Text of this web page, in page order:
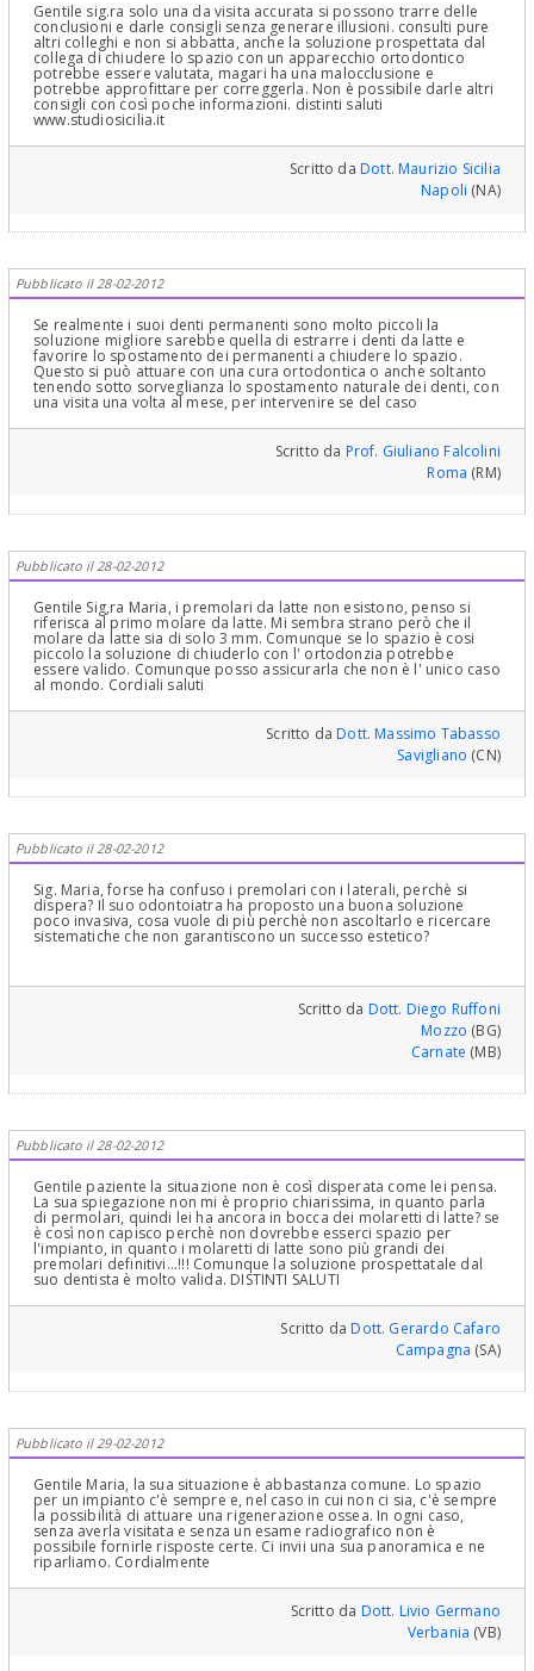
Gentile sig.ra solo una da visita accurata si possono trarre delle
conclusioni e darle consigli senza generare illusioni. consulti pure
altri colleghi e non si abbatta, anche la soluzione prospettata dal
collega di chiudere lo spazio con un apparecchio ortodontico
potrebbe essere valutata, magari ha una malocclusione e
potrebbe approfittare per correggerla. Non è possibile darle altri
consigli con così poche informazioni. distinti saluti
www.studiosicilia.it
Scritto daDott. Maurizio Sicilia
Napoli (NA)
Pubblicato il 28-02-2012
Se realmente i suoi denti permanenti sono molto piccoli la
soluzione migliore sarebbe quella di estrarre i denti da latte e
favorire lo spostamento dei permanenti a chiudere lo spazio.
Questo si può attuare con una cura ortodontica o anche soltanto
tenendo sotto sorveglianza lo spostamento naturale dei denti, con
una visita una volta al mese, per intervenire se del caso
Scritto da Prof. Giuliano Falcolini
Roma (RM)
Pubblicato il 28-02-2012
Gentile Sig,ra Maria, i premolari da latte non esistono, penso si
riferisca al primo molare da latte. Mi sembra strano però che il
molare da latte sia di solo 3 mm. Comunque se lo spazio è cosi
piccolo la soluzione di chiuderlo con l' ortodonzia potrebbe
essere valido. Comunque posso assicurarla che non è l' unico caso
al mondo. Cordiali saluti
Scritto daDott. Massimo Tabasso
Savigliano (CN)
Pubblicato il 28-02-2012
Sig. Maria, forse ha confuso i premolari con i laterali, perchè si
dispera? Il suo odontoiatra ha proposto una buona soluzione
poco invasiva, cosa vuole di più perchè non ascoltarlo e ricercare
sistematiche che non garantiscono un successo estetico?
Scritto da Dott. Diego Ruffoni
Mozzo (BG)
Carnate (MB)
Pubblicato il 28-02-2012
Gentile paziente la situazione non è così disperata come lei pensa.
La sua spiegazione non mi è proprio chiarissima, in quanto parla
di permolari, quindi lei ha ancora in bocca dei molaretti di latte? se
è così non capisco perchè non dovrebbe esserci spazio per
l'impianto, in quanto i molaretti di latte sono più grandi dei
premolari definitivi...!!! Comunque la soluzione prospettatale dal
suo dentista è molto valida. DISTINTI SALUTI
Scritto daDott. Gerardo Cafaro
Campagna (SA)
Pubblicato il 29-02-2012
Gentile Maria, la sua situazione è abbastanza comune. Lo spazio
per un impianto c'è sempre e, nel caso in cui non ci sia, c'è sempre
la possibilità di attuare una rigenerazione ossea. In ogni caso,
senza averla visitata e senza un esame radiografico non è
possibile fornirle risposte certe. Ci invii una sua panoramica e ne
riparliamo. Cordialmente
Scritto da Dott. Livio Germano
Verbania (VB)